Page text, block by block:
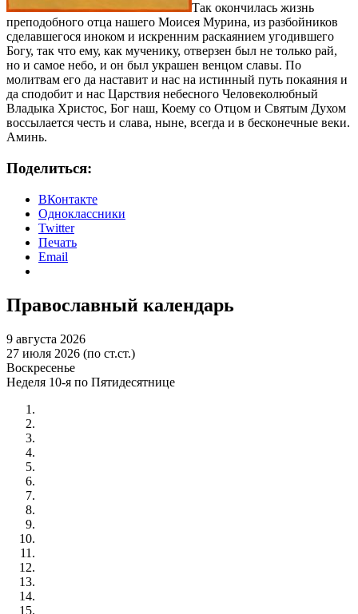
Так окончилась жизнь
преподобного отца нашего Моисея Мурина, из разбойников
сделавшегося иноком и искренним раскаянием угодившего
Богу, так что ему, как мученику, отверзен был не только рай,
но и самое небо, и он был украшен венцом славы. По
молитвам его да наставит и нас на истинный путь покаяния и
да сподобит и нас Царствия небесного Человеколюбный
Владыка Христос, Бог наш, Коему со Отцом и Святым Духом
воссылается честь и слава, ныне, всегда и в бесконечные веки.
Аминь.
Поделиться:
ВКонтакте
Одноклассники
Twitter
Печать
Email
Православный календарь
9 августа 2026
27 июля 2026 (по ст.ст.)
Воскресенье
Неделя 10-я по Пятидесятнице